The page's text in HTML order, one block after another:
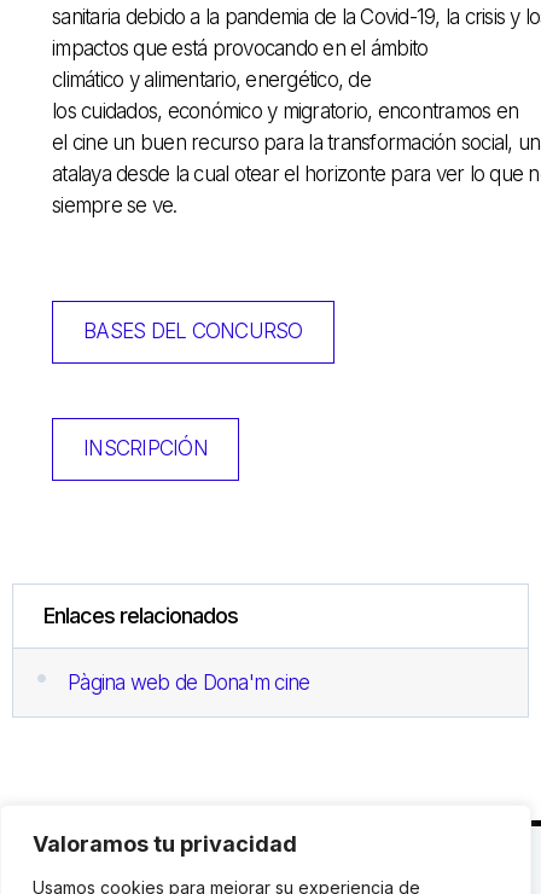
Valoramos tu privacidad
Usamos cookies para mejorar su experiencia de
sanitaria debido a la pandemia de la Covid-19, la crisis y
impactos que está provocando en el ámbito
climático y alimentario, energético, de
los cuidados, económico y migratorio, encontramos en
el cine un buen recurso para la transformación social,
atalaya desde la cual otear el horizonte para ver lo que
siempre se ve.
BASES DEL CONCURSO
INSCRIPCIÓN
Enlaces relacionados
Pàgina web de Dona'm cine
C. Avinyó 44, 2n | 08002 Barcelona | T.: +34 93